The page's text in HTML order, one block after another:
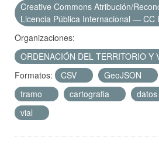
Creative Commons Atribución/
Licencia Pública Internacional — CC
Organizaciones:
ORDENACIÓN DEL TERRITORIO Y
Formatos:
CSV GeoJSON
tramo
cartografia
vial